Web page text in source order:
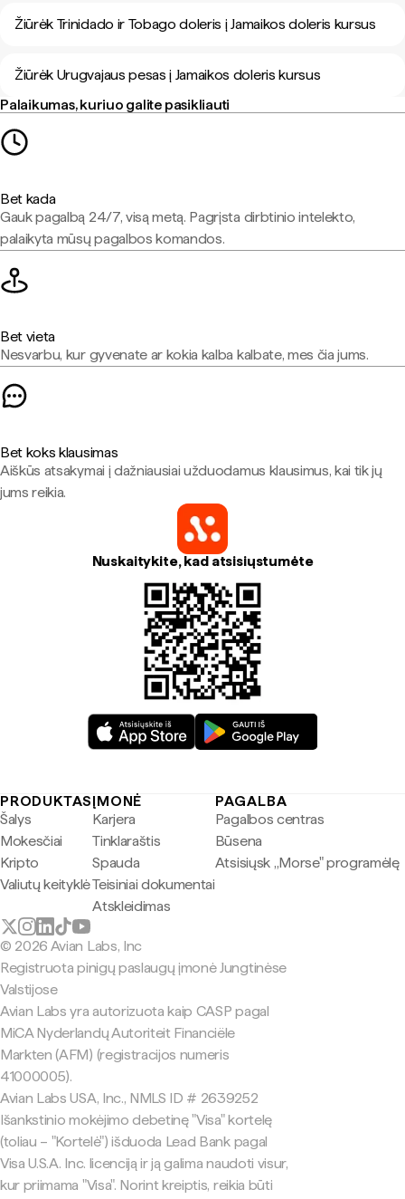
Žiūrėk Trinidado ir Tobago doleris į Jamaikos doleris kursus
Žiūrėk Urugvajaus pesas į Jamaikos doleris kursus
Palaikumas, kuriuo galite pasikliauti
Bet kada
Gauk pagalbą 24/7, visą metą. Pagrįsta dirbtinio intelekto,
palaikyta mūsų pagalbos komandos.
Bet vieta
Nesvarbu, kur gyvenate ar kokia kalba kalbate, mes čia jums.
Bet koks klausimas
Aiškūs atsakymai į dažniausiai užduodamus klausimus, kai tik jų
jums reikia.
Nuskaitykite, kad atsisiųstumėte
PRODUKTAS
Šalys
Mokesčiai
Kripto
Valiutų keityklė
ĮMONĖ
Karjera
Tinklaraštis
Spauda
Teisiniai dokumentai
Atskleidimas
PAGALBA
Pagalbos centras
Būsena
Atsisiųsk „Morse" programėlę
© 2026 Avian Labs, Inc
Registruota pinigų paslaugų įmonė Jungtinėse
Valstijose
Avian Labs yra autorizuota kaip CASP pagal
MiCA Nyderlandų Autoriteit Financiële
Markten (AFM) (registracijos numeris
41000005).
Avian Labs USA, Inc., NMLS ID # 2639252
Išankstinio mokėjimo debetinę "Visa" kortelę
(toliau – "Kortelė") išduoda Lead Bank pagal
Visa U.S.A. Inc. licenciją ir ją galima naudoti visur,
kur priimama "Visa". Norint kreiptis, reikia būti